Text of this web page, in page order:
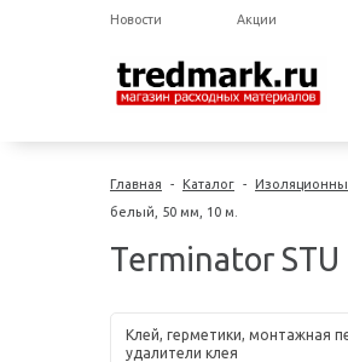
Новости Акции
Главная - Каталог -
белый, 50 мм, 10 м.
Terminator
Клей, герметики, монтажная
удалители клея